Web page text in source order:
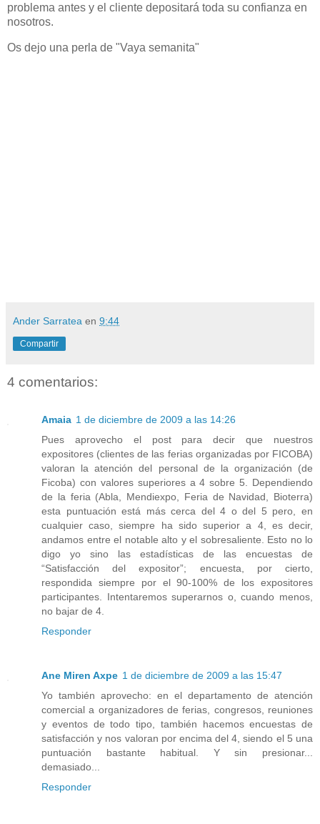
problema antes y el cliente depositará toda su confianza en
nosotros.
Os dejo una perla de "Vaya semanita"
Ander Sarratea en 9:44
Compartir
4 comentarios:
Amaia 1 de diciembre de 2009 a las 14:26
Pues aprovecho el post para decir que nuestros
expositores (clientes de las ferias organizadas por FICOBA)
valoran la atención del personal de la organización (de
Ficoba) con valores superiores a 4 sobre 5. Dependiendo
de la feria (Abla, Mendiexpo, Feria de Navidad, Bioterra)
esta puntuación está más cerca del 4 o del 5 pero, en
cualquier caso, siempre ha sido superior a 4, es decir,
andamos entre el notable alto y el sobresaliente. Esto no lo
digo yo sino las estadísticas de las encuestas de
“Satisfacción del expositor”; encuesta, por cierto,
respondida siempre por el 90-100% de los expositores
participantes. Intentaremos superarnos o, cuando menos,
no bajar de 4.
Responder
Ane Miren Axpe 1 de diciembre de 2009 a las 15:47
Yo también aprovecho: en el departamento de atención
comercial a organizadores de ferias, congresos, reuniones
y eventos de todo tipo, también hacemos encuestas de
satisfacción y nos valoran por encima del 4, siendo el 5 una
puntuación bastante habitual. Y sin presionar...
demasiado...
Responder